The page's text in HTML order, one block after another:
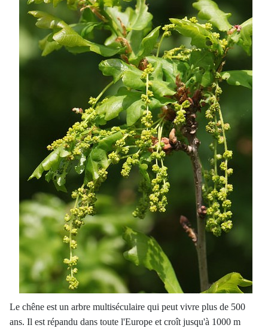
Le chêne est un arbre multiséculaire qui peut vivre plus de 500
ans. Il est répandu dans toute l'Europe et croît jusqu'à 1000 m